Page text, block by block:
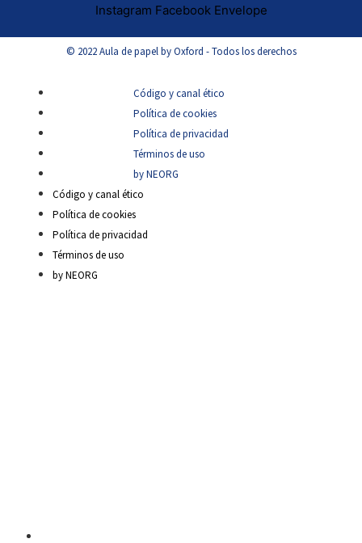
Instagram Facebook Envelope
© 2022 Aula de papel by Oxford - Todos los derechos
Código y canal ético
Política de cookies
Política de privacidad
Términos de uso
by NEORG
Código y canal ético
Política de cookies
Política de privacidad
Términos de uso
by NEORG